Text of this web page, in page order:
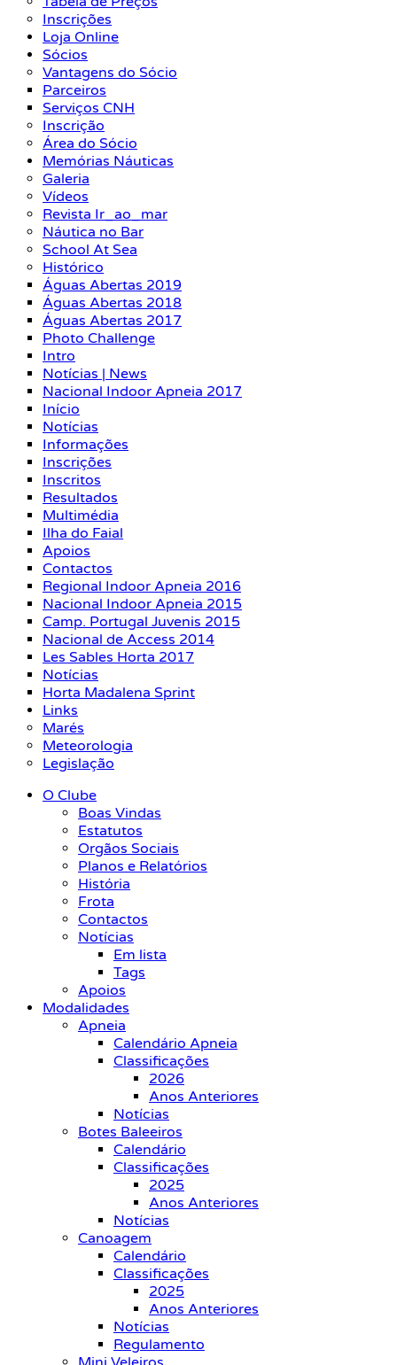
Inscrições
Loja Online
Sócios
Vantagens do Sócio
Parceiros
Serviços CNH
Inscrição
Área do Sócio
Memórias Náuticas
Galeria
Vídeos
Revista Ir_ao_mar
Náutica no Bar
School At Sea
Histórico
Águas Abertas 2019
Águas Abertas 2018
Águas Abertas 2017
Photo Challenge
Intro
Notícias | News
Nacional Indoor Apneia 2017
Início
Notícias
Informações
Inscrições
Inscritos
Resultados
Multimédia
Ilha do Faial
Apoios
Contactos
Regional Indoor Apneia 2016
Nacional Indoor Apneia 2015
Camp. Portugal Juvenis 2015
Nacional de Access 2014
Les Sables Horta 2017
Notícias
Horta Madalena Sprint
Links
Marés
Meteorologia
Legislação
O Clube
Boas Vindas
Estatutos
Orgãos Sociais
Planos e Relatórios
História
Frota
Contactos
Notícias
Em lista
Tags
Apoios
Modalidades
Apneia
Calendário Apneia
Classificações
2026
Anos Anteriores
Notícias
Botes Baleeiros
Calendário
Classificações
2025
Anos Anteriores
Notícias
Canoagem
Calendário
Classificações
2025
Anos Anteriores
Notícias
Regulamento